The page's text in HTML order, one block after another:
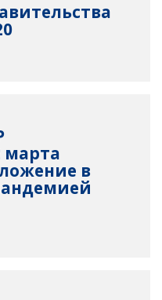
марта
в